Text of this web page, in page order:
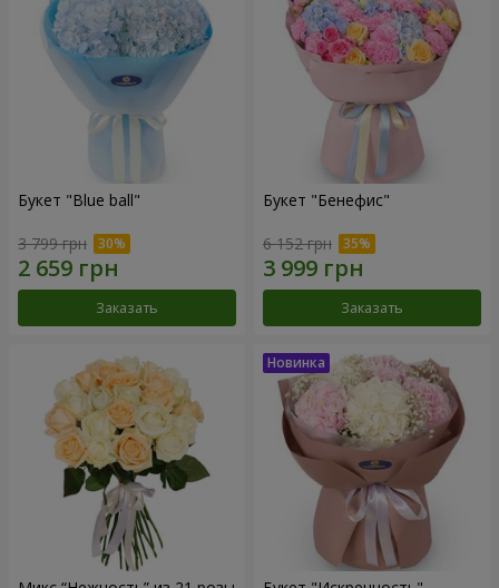
Букет "Blue ball"
3 799 грн
Заказать
Букет "Бенефис"
6 152 грн
Заказать